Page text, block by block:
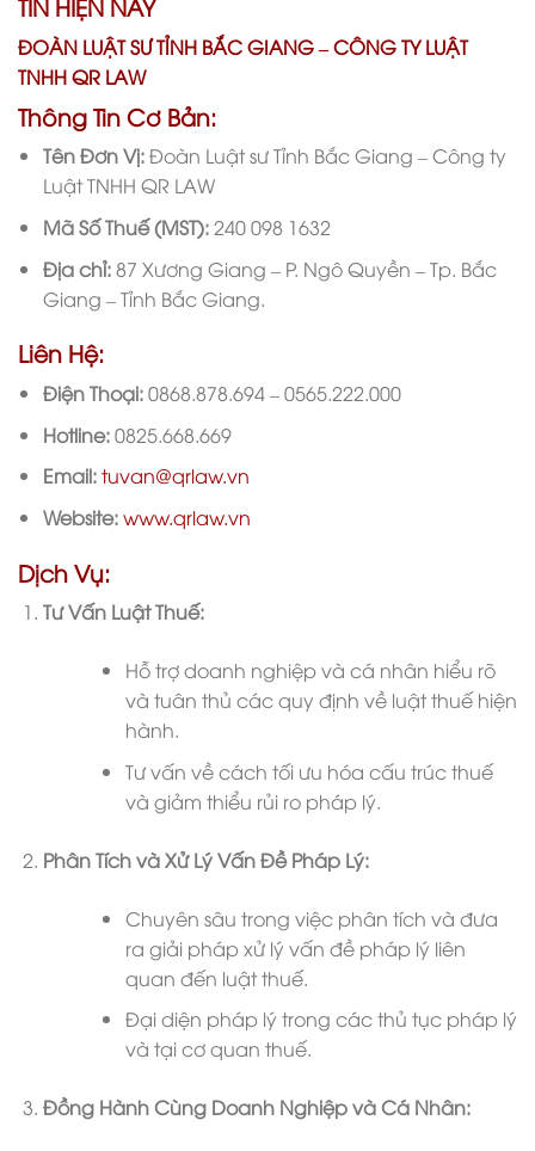
TIN HIỆN NAY
ĐOÀN LUẬT SƯ TỈNH BẮC GIANG – CÔNG TY LUẬT
TNHH QR LAW
Thông Tin Cơ Bản:
Tên Đơn Vị:Đoàn Luật sư Tỉnh Bắc Giang – Công ty
Luật TNHH QR LAW
Mã Số Thuế (MST):240 098 1632
Địa chỉ:87 Xương Giang – P. Ngô Quyền – Tp. Bắc
Giang – Tỉnh Bắc Giang.
Liên Hệ:
Điện Thoại:0868.878.694 – 0565.222.000
Hotline:0825.668.669
Email:tuvan@qrlaw.vn
Website:www.qrlaw.vn
Dịch Vụ:
Tư Vấn Luật Thuế:
Hỗ trợ doanh nghiệp và cá nhân hiểu rõ
và tuân thủ các quy định về luật thuế hiện
hành.
Tư vấn về cách tối ưu hóa cấu trúc thuế
và giảm thiểu rủi ro pháp lý.
Phân Tích và Xử Lý Vấn Đề Pháp Lý:
Chuyên sâu trong việc phân tích và đưa
ra giải pháp xử lý vấn đề pháp lý liên
quan đến luật thuế.
Đại diện pháp lý trong các thủ tục pháp lý
và tại cơ quan thuế.
Đồng Hành Cùng Doanh Nghiệp và Cá Nhân: